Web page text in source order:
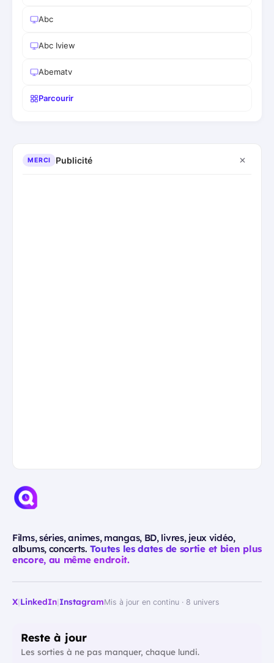
Abc
Abc Iview
Abematv
Parcourir
MERCI Publicité
Films, séries, animes, mangas, BD, livres, jeux vidéo,
albums, concerts. Toutes les dates de sortie et bien plus
encore, au même endroit.
X|LinkedIn|InstagramMis à jour en continu · 8 univers
Reste à jour
Les sorties à ne pas manquer, chaque lundi.